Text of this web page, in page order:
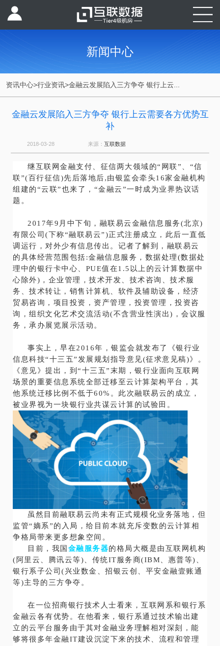
新闻中心
资讯中心>行业资讯>金融云发展陷入三方争夺 银行上云...
金融云发展陷入三方争夺 银行上云需要各方优势互
补
2018-03-28 来源： 互联数据
继互联网金融支付、征信两大领域的“网联”、“信
联”(百行征信)先后落地后,由银监会牵头16家金融机构
组建的“云联”也来了，“金融云”一时成为业界热议话
题。
2017年9月中下旬，融联易云金融信息服务(北京)
有限公司(下称“融联易云”)正式注册成立，此后一直低
调运行，对外少有信息传出。记者了解到，融联易云
的具体经营范围包括:金融信息服务，数据处理(数据处
理中的银行卡中心、PUE值在1.5以上的云计算数据中
心除外)，企业管理，技术开发、技术咨询、技术服
务、技术转让，销售计算机、软件及辅助设备，经济
贸易咨询，项目投资，资产管理，投资管理，投资咨
询，组织文化艺术交流活动(不含营业性演出)，会议服
务，承办展览展示活动。
事实上，早在2016年，银监会就发布了《银行业
信息科技“十三五”发展规划指导意见(征求意见稿)》。
《意见》提出，到“十三五”末期，银行业面向互联网
场景的重要信息系统全部迁移至云计算架构平台，其
他系统迁移比例不低于60%。此次融联易云的成立，
被业界视为一块银行业共谋云计算的试验田。
虽然目前融联易云尚未有正式规模化业务落地，但
监管“嫡系”的入局，给目前本就充斥变数的云计算相
争格局带来更多想象空间。
目前，我国 金融服务器的格局大概是由互联网机构
(阿里云、腾讯云等)、传统IT服务商(IBM、惠普等)、
银行系子公司(兴业数金、招银云创、平安金融壹账通
等)主导的三方争夺。
在一位招商银行技术人士看来，互联网系和银行系
金融云各有优势。在他看来，银行系通过技术输出建
立的云平台服务由于其对金融业务理解相对深刻，能
够将很多年金融IT建设沉淀下来的技术、流程和管理